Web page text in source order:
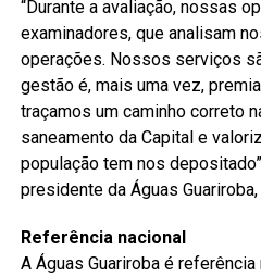
“Durante a avaliação, nossas
examinadores, que analisam
operações. Nossos serviços
gestão é, mais uma vez,
traçamos um caminho correto
saneamento da Capital e
população tem nos
presidente da Águas Guariroba,
Referência nacional
A Águas Guariroba é